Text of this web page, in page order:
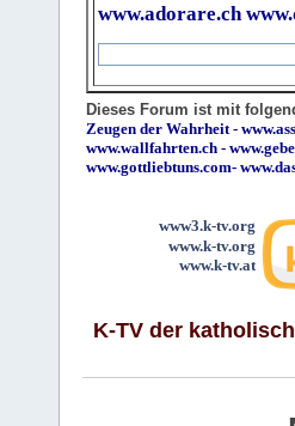
www.adorare.ch
Dieses Forum ist mit
Zeugen der Wahrheit -
www.wallfahrten.ch -
www.gottliebtuns.com-
www3.k-tv.org
www.k-tv.org
www.k-tv.at
K-TV der